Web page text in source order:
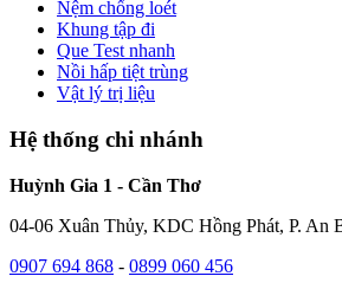
Nệm chống loét
Khung tập đi
Que Test nhanh
Nồi hấp tiệt trùng
Vật lý trị liệu
Hệ thống chi nhánh
Huỳnh Gia 1 - Cần Thơ
04-06 Xuân Thủy, KDC Hồng Phát, P. An
0907 694 868 - 0899 060 456